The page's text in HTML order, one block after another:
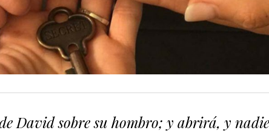
David sobre su hombro; y abrirá, y nadie